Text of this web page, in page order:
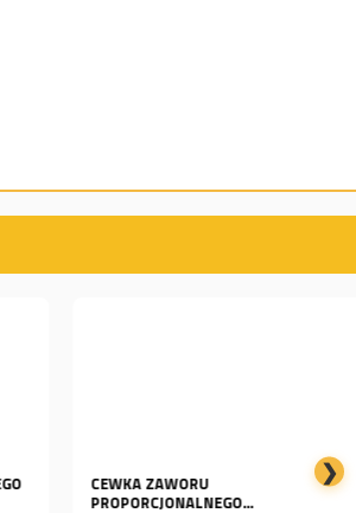
CEWKA ZAWORU
PROPORCJONALNEGO...
❯